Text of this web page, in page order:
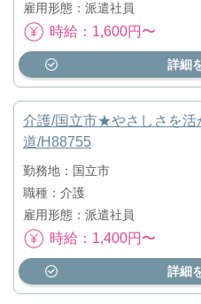
雇用形態：派遣社員
時給：1,600円〜
詳細
介護/国立市★やさしさを活
道/H88755
勤務地：国立市
職種：介護
雇用形態：派遣社員
時給：1,400円〜
詳細